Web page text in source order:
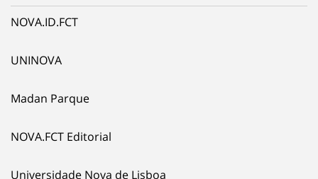
NOVA.ID.FCT
UNINOVA
Madan Parque
NOVA.FCT Editorial
Universidade Nova de Lisboa